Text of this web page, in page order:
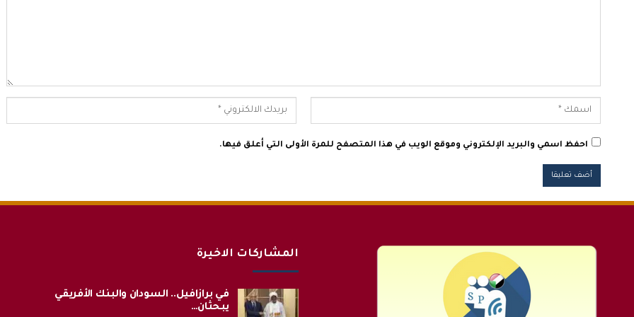
احفظ اسمي والبريد الإلكتروني وموقع الويب في هذا المتصفح للمرة الأولى التي أعلق فيها.
المشاركات الاخيرة
في برازافيل.. السودان والبنك الأفريقي
يبحثان…